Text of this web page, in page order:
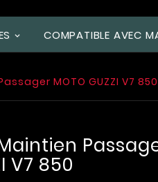
COMPATIBLE AVEC
MOTO GUZZI V7 850
V7 850